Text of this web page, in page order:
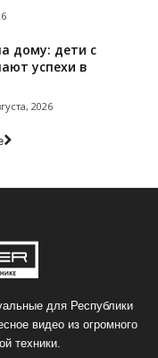
дому: дети с
успехи в
2026
для Республики
видео из огромного
техники.